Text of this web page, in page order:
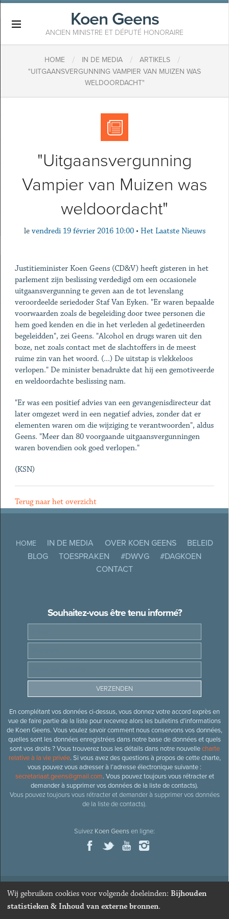
Koen Geens
ANCIEN MINISTRE ET DÉPUTÉ HONORAIRE
HOME / IN DE MEDIA / ARTIKELS /
"UITGAANSVERGUNNING VAMPIER VAN MUIZEN WAS
WELDOORDACHT"
"Uitgaansvergunning
Vampier van Muizen was
weldoordacht"
le vendredi 19 février 2016 10:00 • Het Laatste Nieuws
Justitieminister Koen Geens (CD&V) heeft gisteren in het
parlement zijn beslissing verdedigd om een occasionele
uitgaansvergunning te geven aan de tot levenslang
veroordeelde seriedoder Staf Van Eyken. "Er waren bepaalde
voorwaarden zoals de begeleiding door twee personen die
hem goed kenden en die in het verleden al gedetineerden
begeleidden", zei Geens. "Alcohol en drugs waren uit den
boze, net zoals contact met de slachtoffers in de meest
ruime zin van het woord. (...) De uitstap is vlekkeloos
verlopen." De minister benadrukte dat hij een gemotiveerde
en weldoordachte beslissing nam.
"Er was een positief advies van een gevangenisdirecteur dat
later omgezet werd in een negatief advies, zonder dat er
elementen waren om die wijziging te verantwoorden", aldus
Geens. "Meer dan 80 voorgaande uitgaansvergunningen
waren bovendien ook goed verlopen."
(KSN)
Terug naar het overzicht
HOME IN DE MEDIA OVER KOEN GEENS
BELEID
BLOG
TOESPRAKEN #DWVG
#DAGKOEN
CONTACT
Souhaitez-vous être tenu informé?
En complétant vos données ci-dessus, vous donnez votre accord exprès en
vue de faire partie de la liste pour recevrez alors les bulletins d’informations
de Koen Geens. Vous voulez savoir comment nous conservons vos données,
quelles sont les données enregistrées dans notre base de données et quels
sont vos droits ? Vous trouverez tous les détails dans notre nouvellecharte
relative à la vie privée. Si vous avez des questions à propos de cette charte,
vous pouvez vous adresser à l’adresse électronique suivante :
secretariaat.geens@gmail.com. Vous pouvez toujours vous rétracter et
demander à supprimer vos données de la liste de contacts).
Vous pouvez toujours vous rétracter et demander à supprimer vos données
de la liste de contacts).
Suivez Koen Geensen ligne:
© 2026Ancien ministre et député honoraire
Wij gebruiken cookies voor volgende doeleinden: Bijhouden
statistieken & Inhoud van externe bronnen.